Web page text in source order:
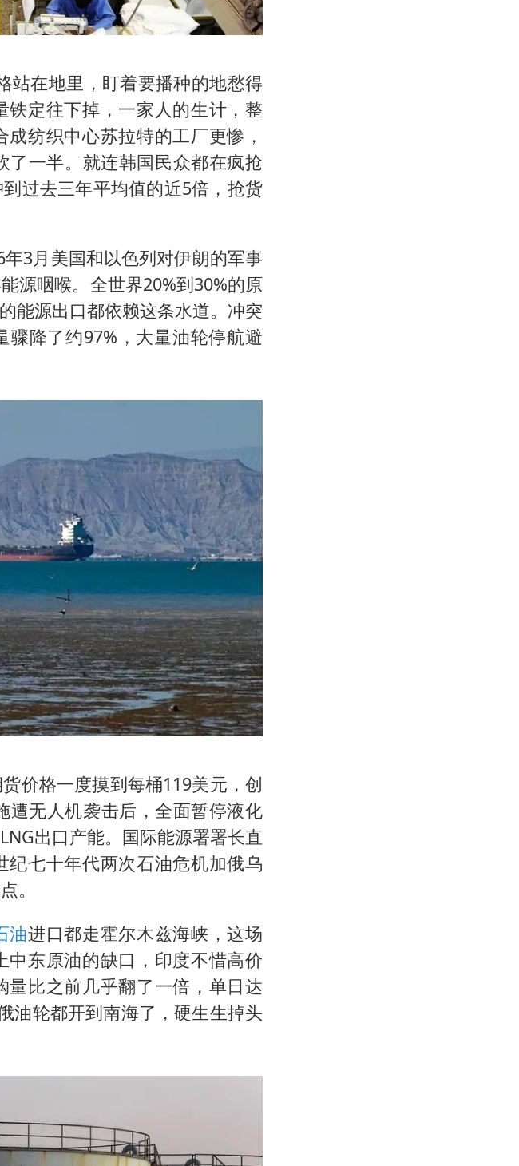
站在地里，盯着要播种的地愁得
定往下掉，一家人的生计，整
纺织中心苏拉特的工厂更惨，
了一半。就连韩国民众都在疯抢
过去三年平均值的近5倍，抢货
3月美国和以色列对伊朗的军事
源咽喉。全世界20%到30%的原
能源出口都依赖这条水道。冲突
降了约97%，大量油轮停航避
价格一度摸到每桶119美元，创
遭无人机袭击后，全面暂停液化
出口产能。国际能源署署长直
七十年代两次石油危机加俄乌
。
油进口都走霍尔木兹海峡，这场
东原油的缺口，印度不惜高价
比之前几乎翻了一倍，单日达
油轮都开到南海了，硬生生掉头